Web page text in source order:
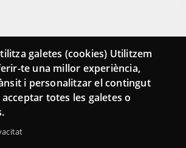
galetes (cookies) Utilitzem
te una millor experiència,
i personalitzar el contingut
totes les galetes o